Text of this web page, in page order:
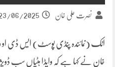
نصرت علی خان 06/2025
اٹک (نمائندہ پنڈی پوسٹ) ایس ڈی او
خان نے کہا ہے کہ واپڈا ہٹیاں سب